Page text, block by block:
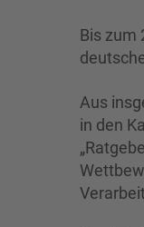
Bis zum
Aus
in den